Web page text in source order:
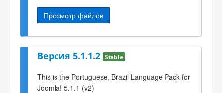
Просмотр файлов
Версия 5.1.1.2 Stable
This is the Portuguese, Brazil Language Pack for
Joomla! 5.1.1 (v2)